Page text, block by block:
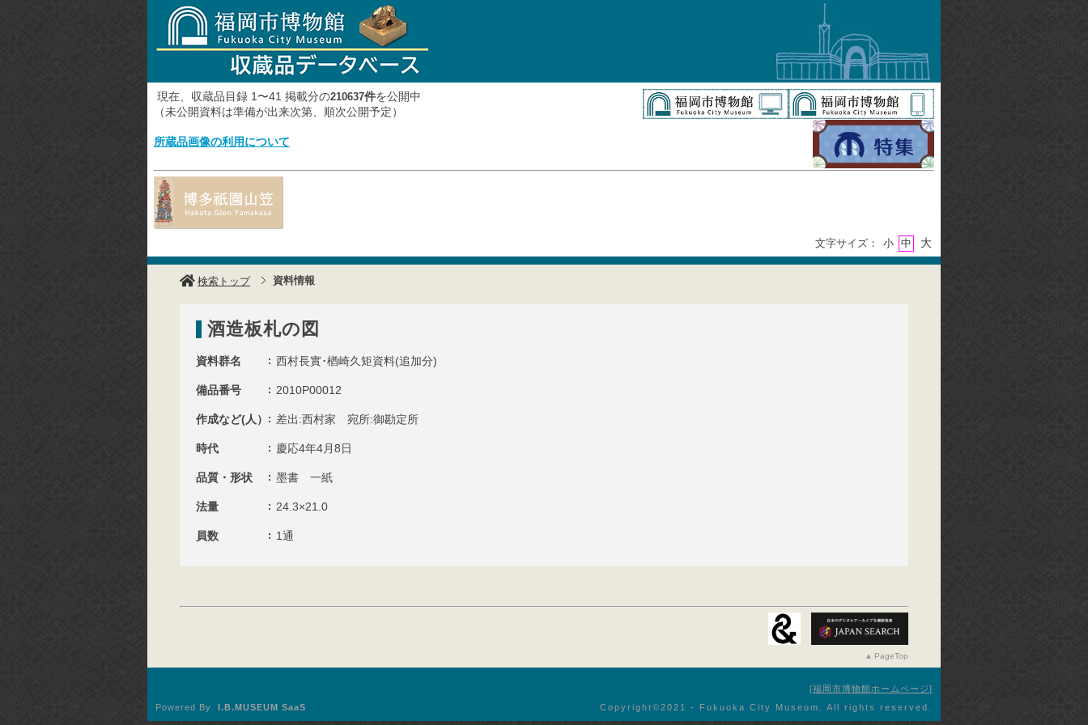
現在、収蔵品目録 1〜41 掲載分の210637件を公開中
（未公開資料は準備が出来次第、順次公開予定）
所蔵品画像の利用について
文字サイズ： 小 中 大
検索トップ 資料情報
酒造板札の図
資料群名 西村長實･楢崎久矩資料(追加分)
備品番号 2010P00012
作成など(人） 差出:西村家 宛所:御勘定所
時代 慶応4年4月8日
品質・形状 墨書 一紙
法量 24.3×21.0
員数 1通
PageTop
福岡市博物館ホームページ
Copyright©︎2021 - Fukuoka City Museum. All rights reserved.
Powered By I.B.MUSEUM SaaS